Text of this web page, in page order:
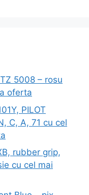
5008 – rosu
oferta
PILOT
C, A, 71 cu cel
rubber grip,
cu cel mai